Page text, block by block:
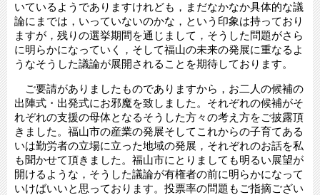
いているようでありますけれども，まだなかなか具体的な議
論にまでは，いっていないのかな，という印象は持っており
ますが，残りの選挙期間を通じまして，そうした問題がさら
に明らかになっていく，そして福山の未来の発展に重なるよ
うなそうした議論が展開されることを期待しております。
ご要請がありましたものでありますから，お二人の候補の
出陣式・出発式にお邪魔を致しました。それぞれの候補がそ
れぞれの支援の母体となるそうした方々の考え方をご披露頂
きました。福山市の産業の発展そしてこれからの子育てある
いは勤労者の立場に立った地域の発展，それぞれのお話を私
も聞かせて頂きました。福山市にとりましても明るい展望が
開けるような，そうした議論が有権者の前に明らかになって
いけばいいと思っております。投票率の問題もご指摘ござい